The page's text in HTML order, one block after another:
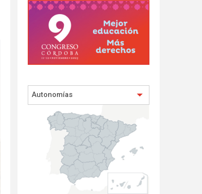
Autonomías